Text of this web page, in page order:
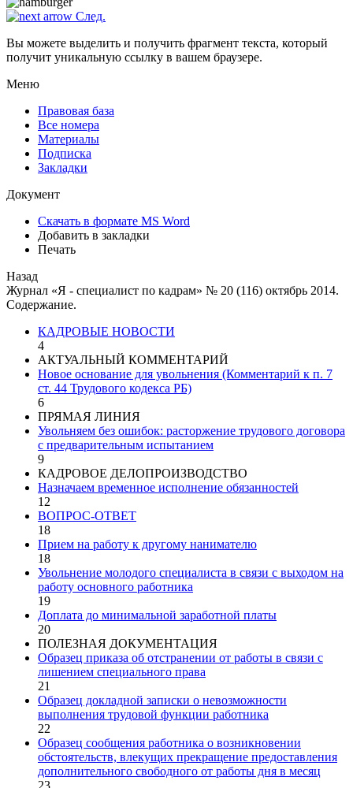
След.
Вы можете выделить и получить фрагмент текста, который
получит уникальную ссылку в вашем браузере.
Меню
Правовая база
Все номера
Материалы
Подписка
Закладки
Документ
Скачать в формате MS Word
Добавить в закладки
Печать
Назад
Журнал «Я - специалист по кадрам» № 20 (116) октябрь 2014.
Содержание.
КАДРОВЫЕ НОВОСТИ
4
АКТУАЛЬНЫЙ КОММЕНТАРИЙ
Новое основание для увольнения (Комментарий к п. 7
ст. 44 Трудового кодекса РБ)
6
ПРЯМАЯ ЛИНИЯ
Увольняем без ошибок: расторжение трудового договора
с предварительным испытанием
9
КАДРОВОЕ ДЕЛОПРОИЗВОДСТВО
Назначаем временное исполнение обязанностей
12
ВОПРОС-ОТВЕТ
18
Прием на работу к другому нанимателю
18
Увольнение молодого специалиста в связи с выходом на
работу основного работника
19
Доплата до минимальной заработной платы
20
ПОЛЕЗНАЯ ДОКУМЕНТАЦИЯ
Образец приказа об отстранении от работы в связи с
лишением специального права
21
Образец докладной записки о невозможности
выполнения трудовой функции работника
22
Образец сообщения работника о возникновении
обстоятельств, влекущих прекращение предоставления
дополнительного свободного от работы дня в месяц
23